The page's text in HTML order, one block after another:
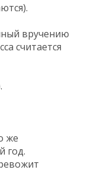
вручению
считается
же
год.